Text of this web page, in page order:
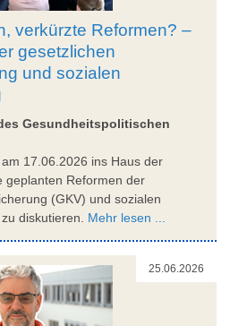
verkürzte Reformen? –
gesetzlichen
und sozialen
Gesundheitspolitischen
17.06.2026 ins Haus der
geplanten Reformen der
(GKV) und sozialen
diskutieren. Mehr lesen ...
25.06.2026